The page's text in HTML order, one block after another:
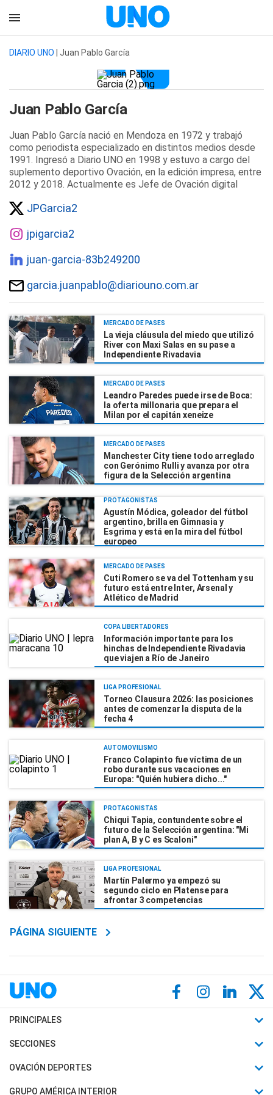
DIARIO UNO | Juan Pablo García
Juan Pablo García
Juan Pablo García nació en Mendoza en 1972 y trabajó
como periodista especializado en distintos medios desde
1991. Ingresó a Diario UNO en 1998 y estuvo a cargo del
suplemento deportivo Ovación, en la edición impresa, entre
2012 y 2018. Actualmente es Jefe de Ovación digital
JPGarcia2
jpigarcia2
juan-garcia-83b249200
garcia.juanpablo@diariouno.com.ar
MERCADO DE PASES
La vieja cláusula del miedo que utilizó
River con Maxi Salas en su pase a
Independiente Rivadavia
MERCADO DE PASES
Leandro Paredes puede irse de Boca:
la oferta millonaria que prepara el
Milan por el capitán xeneize
MERCADO DE PASES
Manchester City tiene todo arreglado
con Gerónimo Rulli y avanza por otra
figura de la Selección argentina
PROTAGONISTAS
Agustín Módica, goleador del fútbol
argentino, brilla en Gimnasia y
Esgrima y está en la mira del fútbol
europeo
MERCADO DE PASES
Cuti Romero se va del Tottenham y su
futuro está entre Inter, Arsenal y
Atlético de Madrid
COPA LIBERTADORES
Información importante para los
hinchas de Independiente Rivadavia
que viajen a Río de Janeiro
LIGA PROFESIONAL
Torneo Clausura 2026: las posiciones
antes de comenzar la disputa de la
fecha 4
AUTOMOVILISMO
Franco Colapinto fue víctima de un
robo durante sus vacaciones en
Europa: "Quién hubiera dicho..."
PROTAGONISTAS
Chiqui Tapia, contundente sobre el
futuro de la Selección argentina: "Mi
plan A, B y C es Scaloni"
LIGA PROFESIONAL
Martín Palermo ya empezó su
segundo ciclo en Platense para
afrontar 3 competencias
PÁGINA SIGUIENTE
PRINCIPALES
Últimas Noticias
Política
SECCIONES
Horóscopo
Motores
OVACIÓN DEPORTES
Fútbol
GRUPO AMÉRICA INTERIOR